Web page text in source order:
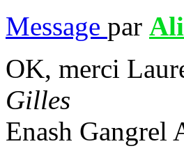
Message par
OK, merci
Gilles
Enash Gangrel